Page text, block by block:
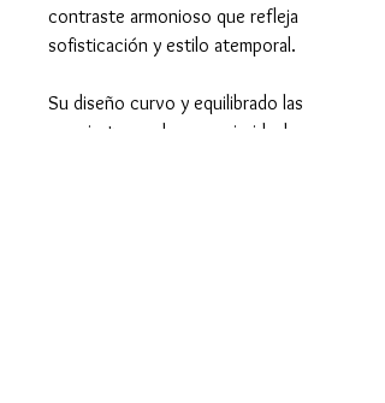
contraste armonioso que refleja
sofisticación y estilo atemporal.
Su diseño curvo y equilibrado las
convierte en el accesorio ideal para